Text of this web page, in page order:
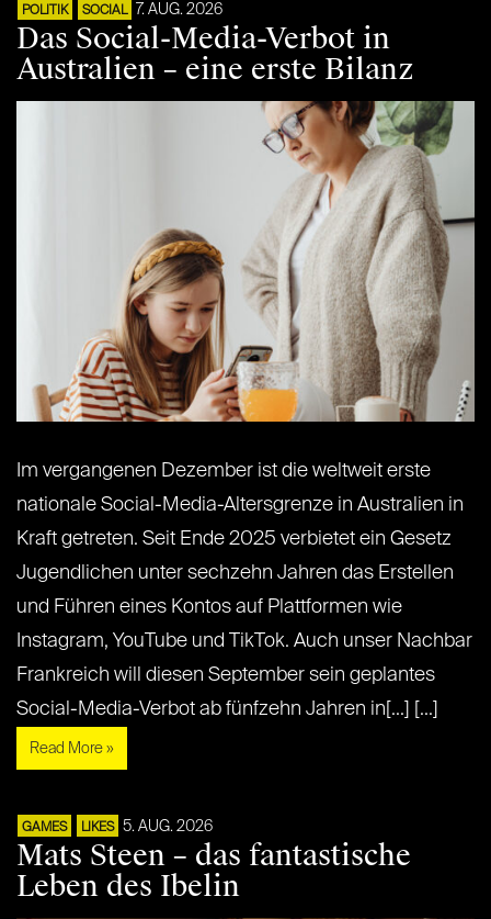
POLITIK SOCIAL 7. AUG. 2026
Das Social-Media-Verbot in
Australien – eine erste Bilanz
Im vergangenen Dezember ist die weltweit erste
nationale Social-Media-Altersgrenze in Australien in
Kraft getreten. Seit Ende 2025 verbietet ein Gesetz
Jugendlichen unter sechzehn Jahren das Erstellen
und Führen eines Kontos auf Plattformen wie
Instagram, YouTube und TikTok. Auch unser Nachbar
Frankreich will diesen September sein geplantes
Social-Media-Verbot ab fünfzehn Jahren in[...] [...]
Read More »
GAMES LIKES 5. AUG. 2026
Mats Steen – das fantastische
Leben des Ibelin